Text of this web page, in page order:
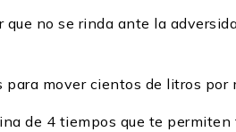
no se rinda ante la
mover cientos de litros por
de 4 tiempos que te